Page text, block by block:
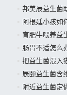
邦美辰益生菌
阿根廷小孩如
育肥牛喂养益
肠胃不适怎么
把益生菌混入
辰颐益生菌含
附近益生菌定